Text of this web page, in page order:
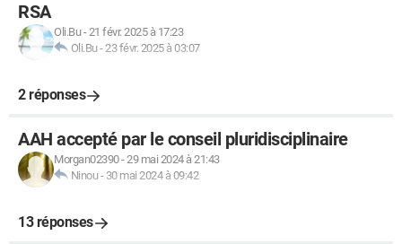
RSA
Oli.Bu-21 févr. 2025 à 17:23
Oli.Bu-23 févr. 2025 à 03:07
2 réponses
AAH accepté par le conseil pluridisciplinaire
Morgan02390-29 mai 2024 à 21:43
Ninou- 30 mai 2024 à 09:42
13 réponses